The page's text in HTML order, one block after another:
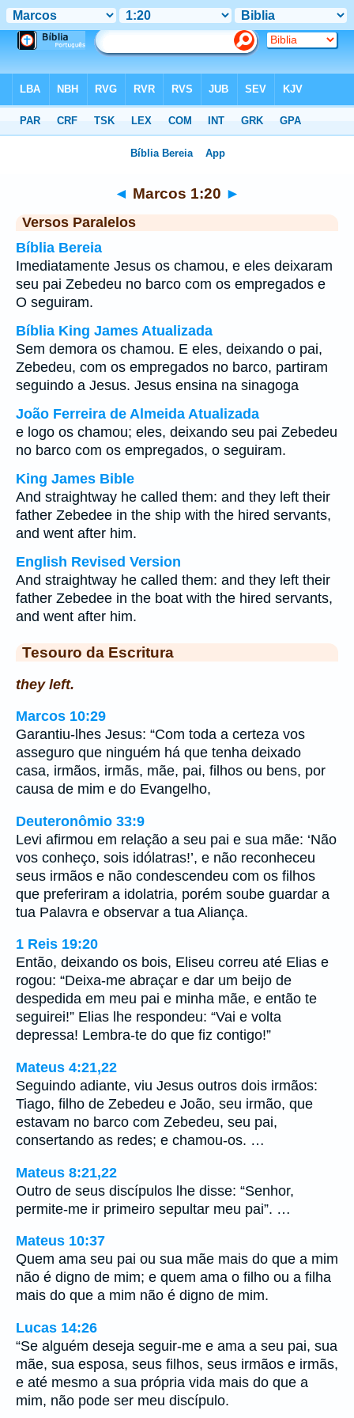
◄ Marcos 1:20 ►
Versos Paralelos
Bíblia Bereia
Imediatamente Jesus os chamou, e eles deixaram
seu pai Zebedeu no barco com os empregados e
O seguiram.
Bíblia King James Atualizada
Sem demora os chamou. E eles, deixando o pai,
Zebedeu, com os empregados no barco, partiram
seguindo a Jesus. Jesus ensina na sinagoga
João Ferreira de Almeida Atualizada
e logo os chamou; eles, deixando seu pai Zebedeu
no barco com os empregados, o seguiram.
King James Bible
And straightway he called them: and they left their
father Zebedee in the ship with the hired servants,
and went after him.
English Revised Version
And straightway he called them: and they left their
father Zebedee in the boat with the hired servants,
and went after him.
Tesouro da Escritura
they left.
Marcos 10:29
Garantiu-lhes Jesus: “Com toda a certeza vos
asseguro que ninguém há que tenha deixado
casa, irmãos, irmãs, mãe, pai, filhos ou bens, por
causa de mim e do Evangelho,
Deuteronômio 33:9
Levi afirmou em relação a seu pai e sua mãe: ‘Não
vos conheço, sois idólatras!’, e não reconheceu
seus irmãos e não condescendeu com os filhos
que preferiram a idolatria, porém soube guardar a
tua Palavra e observar a tua Aliança.
1 Reis 19:20
Então, deixando os bois, Eliseu correu até Elias e
rogou: “Deixa-me abraçar e dar um beijo de
despedida em meu pai e minha mãe, e então te
seguirei!” Elias lhe respondeu: “Vai e volta
depressa! Lembra-te do que fiz contigo!”
Mateus 4:21,22
Seguindo adiante, viu Jesus outros dois irmãos:
Tiago, filho de Zebedeu e João, seu irmão, que
estavam no barco com Zebedeu, seu pai,
consertando as redes; e chamou-os. …
Mateus 8:21,22
Outro de seus discípulos lhe disse: “Senhor,
permite-me ir primeiro sepultar meu pai”. …
Mateus 10:37
Quem ama seu pai ou sua mãe mais do que a mim
não é digno de mim; e quem ama o filho ou a filha
mais do que a mim não é digno de mim.
Lucas 14:26
“Se alguém deseja seguir-me e ama a seu pai, sua
mãe, sua esposa, seus filhos, seus irmãos e irmãs,
e até mesmo a sua própria vida mais do que a
mim, não pode ser meu discípulo.